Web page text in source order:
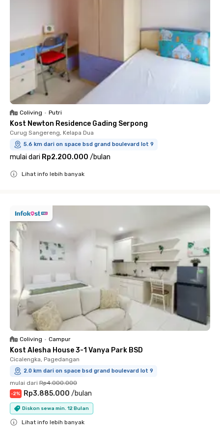
Coliving • Putri
Kost Newton Residence Gading Serpong
Curug Sangereng, Kelapa Dua
5.6 km dari on space bsd grand boulevard lot 9
mulai dari Rp2.200.000 /bulan
Lihat info lebih banyak
Coliving • Campur
Kost Alesha House 3-1 Vanya Park BSD
Cicalengka, Pagedangan
2.0 km dari on space bsd grand boulevard lot 9
mulai dari Rp4.000.000
-2% Rp3.885.000 /bulan
Diskon sewa min. 12 Bulan
Lihat info lebih banyak